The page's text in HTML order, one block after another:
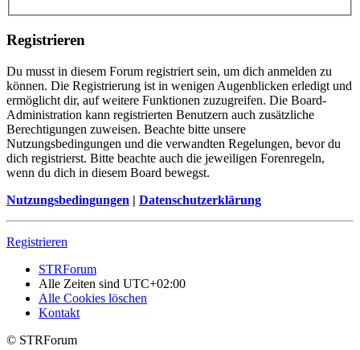
Registrieren
Du musst in diesem Forum registriert sein, um dich anmelden zu
können. Die Registrierung ist in wenigen Augenblicken erledigt und
ermöglicht dir, auf weitere Funktionen zuzugreifen. Die Board-
Administration kann registrierten Benutzern auch zusätzliche
Berechtigungen zuweisen. Beachte bitte unsere
Nutzungsbedingungen und die verwandten Regelungen, bevor du
dich registrierst. Bitte beachte auch die jeweiligen Forenregeln,
wenn du dich in diesem Board bewegst.
Nutzungsbedingungen | Datenschutzerklärung
Registrieren
STRForum
Alle Zeiten sind UTC+02:00
Alle Cookies löschen
Kontakt
© STRForum